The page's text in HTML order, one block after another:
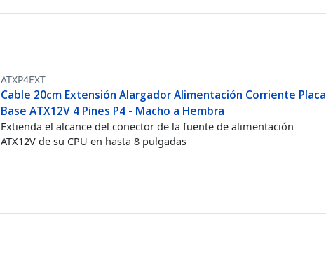
ATXP4EXT
Cable 20cm Extensión Alargador Alimentación Corriente Placa
Base ATX12V 4 Pines P4 - Macho a Hembra
Extienda el alcance del conector de la fuente de alimentación
ATX12V de su CPU en hasta 8 pulgadas